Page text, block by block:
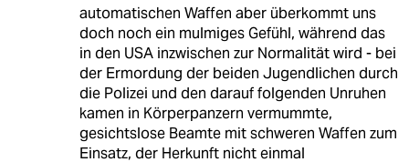
automatischen Waffen aber überkommt uns
doch noch ein mulmiges Gefühl, während das
in den USA inzwischen zur Normalität wird - bei
der Ermordung der beiden Jugendlichen durch
die Polizei und den darauf folgenden Unruhen
kamen in Körperpanzern vermummte,
gesichtslose Beamte mit schweren Waffen zum
Einsatz, der Herkunft nicht einmal